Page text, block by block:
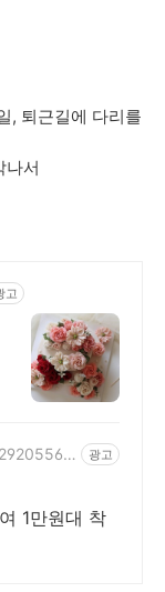
, 퇴근길에 다리를
나서
고
광고
1만원대 착